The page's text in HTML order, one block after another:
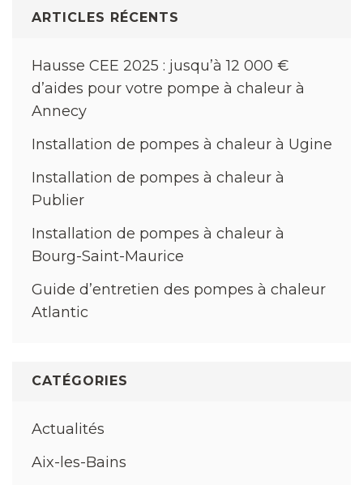
ARTICLES RÉCENTS
Hausse CEE 2025 : jusqu’à 12 000 €
d’aides pour votre pompe à chaleur à
Annecy
Installation de pompes à chaleur à Ugine
Installation de pompes à chaleur à
Publier
Installation de pompes à chaleur à
Bourg-Saint-Maurice
Guide d’entretien des pompes à chaleur
Atlantic
CATÉGORIES
Actualités
Aix-les-Bains